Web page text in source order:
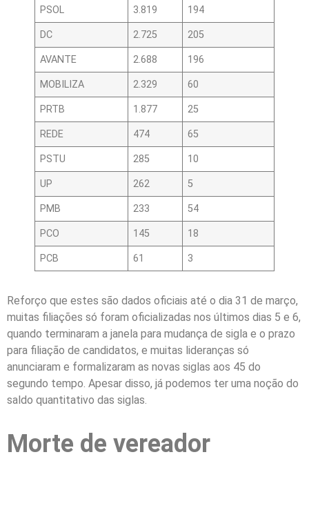
PSOL 3.819 194
DC 2.725 205
AVANTE 2.688 196
MOBILIZA 2.329 60
PRTB 1.877 25
REDE 474 65
PSTU 285 10
UP 262 5
PMB 233 54
PCO 145 18
PCB 61 3
Reforço que estes são dados oficiais até o dia 31 de março,
muitas filiações só foram oficializadas nos últimos dias 5 e 6,
quando terminaram a janela para mudança de sigla e o prazo
para filiação de candidatos, e muitas lideranças só
anunciaram e formalizaram as novas siglas aos 45 do
segundo tempo. Apesar disso, já podemos ter uma noção do
saldo quantitativo das siglas.
Morte de vereador